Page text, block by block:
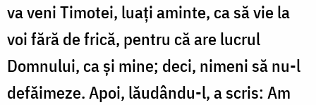
va veni Timotei, luați aminte, ca să vie la
voi fără de frică, pentru că are lucrul
Domnului, ca și mine; deci, nimeni să nu-l
defăimeze. Apoi, lăudându-l, a scris: Am